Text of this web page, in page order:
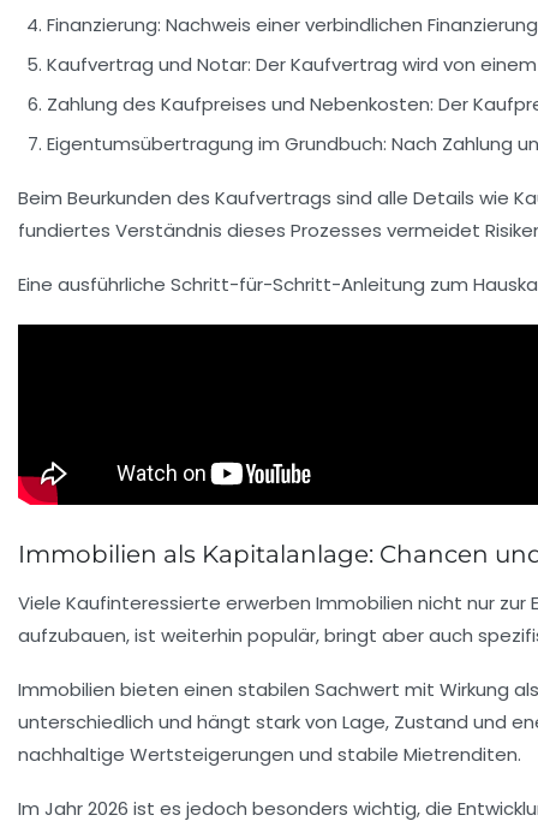
Finanzierung: Nachweis einer verbindlichen
Kaufvertrag und Notar: Der Kaufvertrag wird von
Zahlung des Kaufpreises und Nebenkosten: Der
Eigentumsübertragung im Grundbuch: Nach Zahlung
Beim Beurkunden des Kaufvertrags sind alle Details wie
fundiertes Verständnis dieses Prozesses vermeidet
Eine ausführliche Schritt-für-Schritt-Anleitung zum
Immobilien als Kapitalanlage: Chancen
Viele Kaufinteressierte erwerben Immobilien nicht nur
aufzubauen, ist weiterhin populär, bringt aber auch
Immobilien bieten einen stabilen Sachwert mit Wirkung
unterschiedlich und hängt stark von Lage, Zustand und
nachhaltige Wertsteigerungen und stabile Mietrenditen.
Im Jahr 2026 ist es jedoch besonders wichtig, die